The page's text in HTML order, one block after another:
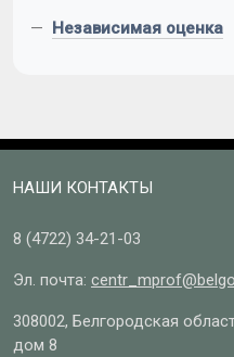
— Независимая оценка
НАШИ КОНТАКТЫ
8 (4722) 34-21-03
Эл. почта:
308002, Белгородская
дом 8